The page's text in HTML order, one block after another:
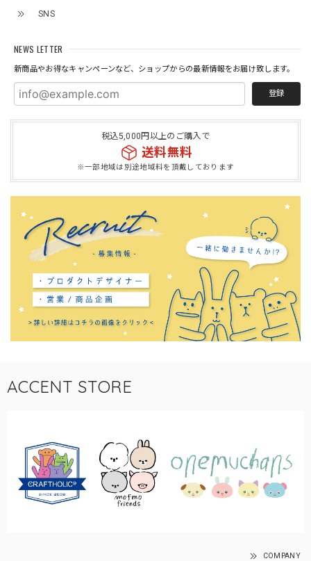
SNS
NEWS LETTER
新商品やお得なキャンペーンなど、ショップからの最新情報をお届け致します。
登録
税込5,000円以上のご購入で
送料無料
※一部地域は別途地域料を頂戴しております
ACCENT STORE
COMPANY